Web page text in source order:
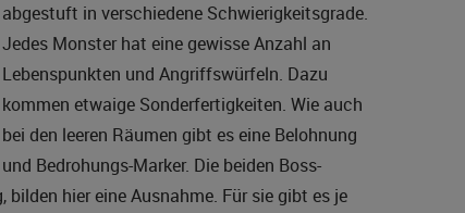
abgestuft in verschiedene Schwierigkeitsgrade.
Jedes Monster hat eine gewisse Anzahl an
Lebenspunkten und Angriffswürfeln. Dazu
kommen etwaige Sonderfertigkeiten. Wie auch
bei den leeren Räumen gibt es eine Belohnung
und Bedrohungs-Marker. Die beiden Boss-
hier eine Ausnahme. Für sie gibt es je